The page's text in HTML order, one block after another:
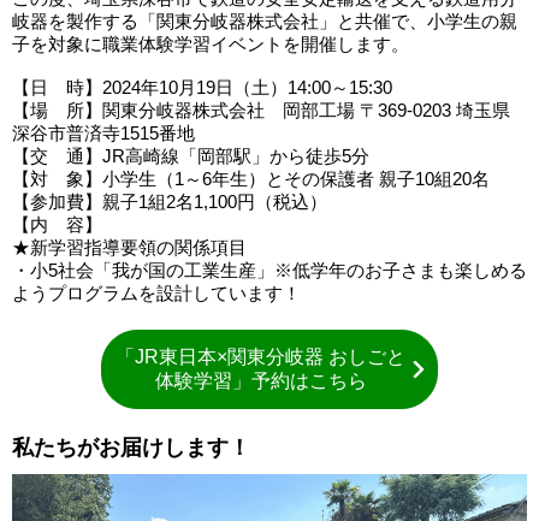
岐器を製作する「関東分岐器株式会社」と共催で、小学生の親
子を対象に職業体験学習イベントを開催します。
【日 時】2024年10月19日（土）14:00～15:30
【場 所】関東分岐器株式会社 岡部工場 〒369-0203 埼玉県
深谷市普済寺1515番地
【交 通】JR高崎線「岡部駅」から徒歩5分
【対 象】小学生（1～6年生）とその保護者 親子10組20名
【参加費】親子1組2名1,100円（税込）
【内 容】
★新学習指導要領の関係項目
・小5社会「我が国の工業生産」※低学年のお子さまも楽しめる
ようプログラムを設計しています！
「JR東日本×関東分岐器 おしごと
体験学習」予約はこちら
私たちがお届けします！